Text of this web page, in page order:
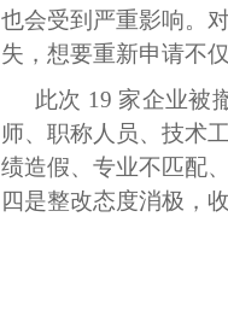
也会受到严重影响。
失，想要重新申请不
此次 19 家企业被
师、职称人员、技术
绩造假、专业不匹配
四是整改态度消极，